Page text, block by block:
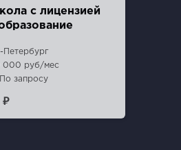
с лицензией
Петербург
000 руб/мес
запросу
₽